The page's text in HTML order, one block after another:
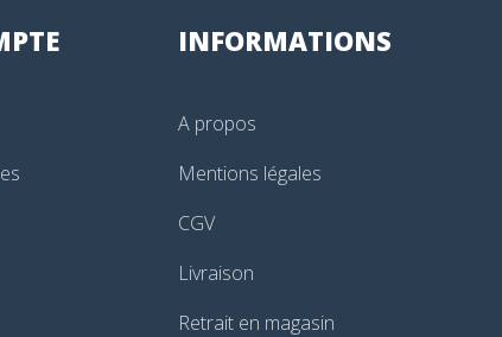
INFORMATIONS
A propos
Mentions légales
CGV
Livraison
Retrait en magasin